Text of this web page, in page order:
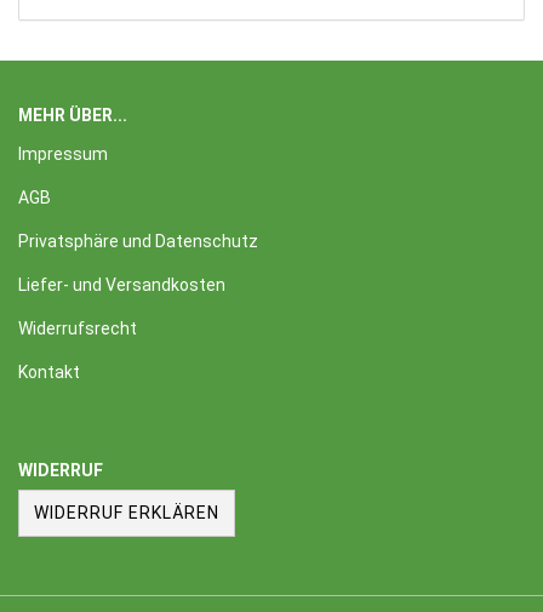
MEHR ÜBER...
Impressum
AGB
Privatsphäre und Datenschutz
Liefer- und Versandkosten
Widerrufsrecht
Kontakt
WIDERRUF
WIDERRUF ERKLÄREN